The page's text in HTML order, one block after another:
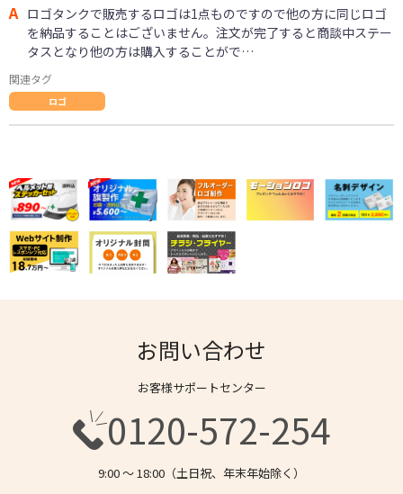
A ロゴタンクで販売するロゴは1点ものですので他の方に同じロゴ
を納品することはございません。注文が完了すると商談中ステー
タスとなり他の方は購入することがで…
関連タグ
ロゴ
お問い合わせ
お客様サポートセンター
0120-572-254
9:00 〜 18:00（土日祝、年末年始除く）